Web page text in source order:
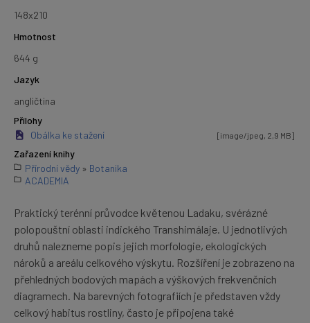
148x210
Hmotnost
644 g
Jazyk
angličtina
Přílohy
Obálka ke stažení
[image/jpeg, 2,9 MB]
Zařazení knihy
Přírodní vědy » Botanika
ACADEMIA
Praktický terénní průvodce květenou Ladaku, svérázné
polopouštní oblasti indického Transhimálaje. U jednotlivých
druhů nalezneme popis jejich morfologie, ekologických
nároků a areálu celkového výskytu. Rozšíření je zobrazeno na
přehledných bodových mapách a výškových frekvenčních
diagramech. Na barevných fotografiích je představen vždy
celkový habitus rostliny, často je připojena také